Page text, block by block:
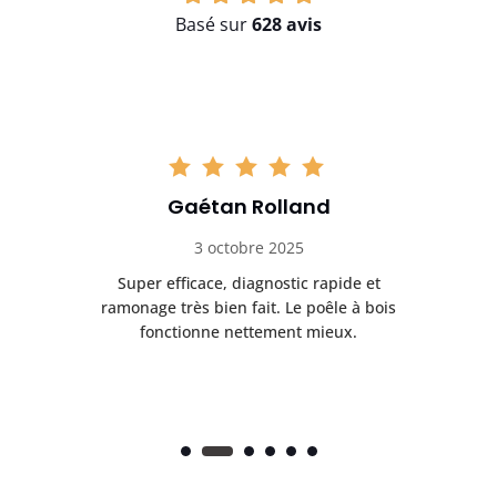
Basé sur628 avis
Gaétan Rolland
3 octobre 2025
Super efficace, diagnostic rapide et
ramonage très bien fait. Le poêle à bois
fonctionne nettement mieux.